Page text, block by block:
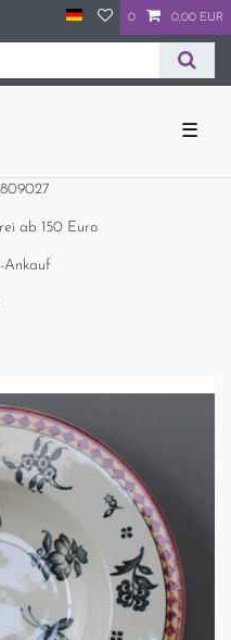
0 0,00 EUR
☰
ab 150 Euro
Ankauf